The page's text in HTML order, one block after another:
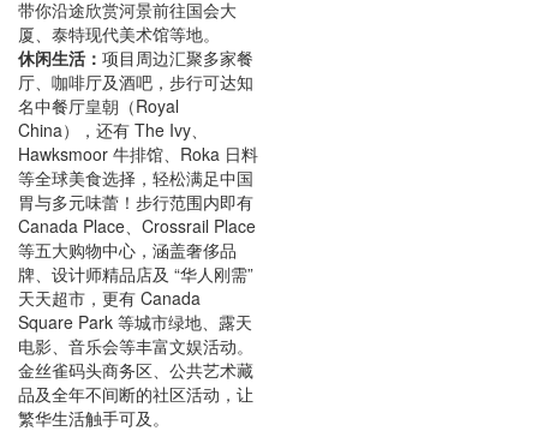
带你沿途欣赏河景前往国会大
厦、泰特现代美术馆等地。
休闲生活： 项目周边汇聚多家餐
厅、咖啡厅及酒吧，步行可达知
名中餐厅皇朝（Royal
China），还有 The Ivy、
Hawksmoor 牛排馆、Roka 日料
等全球美食选择，轻松满足中国
胃与多元味蕾！步行范围内即有
Canada Place、Crossrail Place
等五大购物中心，涵盖奢侈品
牌、设计师精品店及 “华人刚需”
天天超市，更有 Canada
Square Park 等城市绿地、露天
电影、音乐会等丰富文娱活动。
金丝雀码头商务区、公共艺术藏
品及全年不间断的社区活动，让
繁华生活触手可及。